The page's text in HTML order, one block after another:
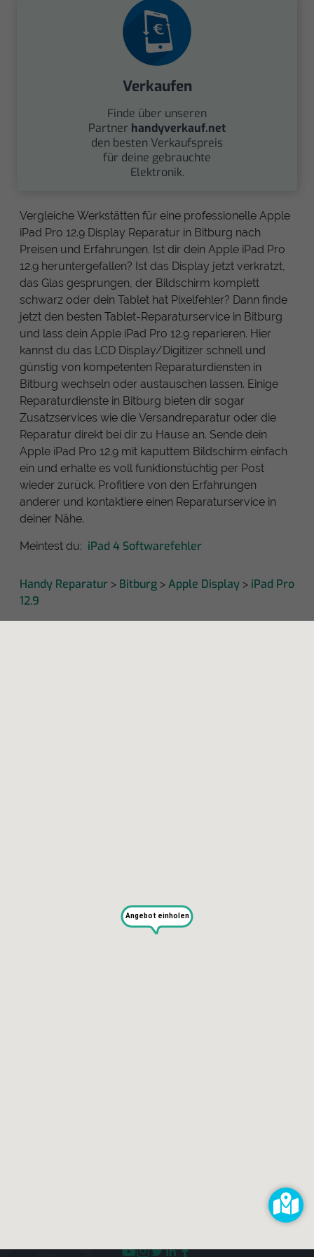
Verkaufen
Finde über unseren
Partner handyverkauf.net
den besten Verkaufspreis
für deine gebrauchte
Elektronik.
Vergleiche Werkstätten für eine professionelle Apple
iPad Pro 12.9 Display Reparatur in Bitburg nach
Preisen und Erfahrungen. Ist dir dein Apple iPad Pro
12.9 heruntergefallen? Ist das Display jetzt verkratzt,
das Glas gesprungen, der Bildschirm komplett
schwarz oder dein Tablet hat Pixelfehler? Dann finde
jetzt den besten Tablet-Reparaturservice in Bitburg
und lass dein Apple iPad Pro 12.9 reparieren. Hier
kannst du das LCD Display/Digitizer schnell und
günstig von kompetenten Reparaturdiensten in
Bitburg wechseln oder austauschen lassen. Einige
Reparaturdienste in Bitburg bieten dir sogar
Zusatzservices wie die Versandreparatur oder die
Reparatur direkt bei dir zu Hause an. Sende dein
Apple iPad Pro 12.9 mit kaputtem Bildschirm einfach
ein und erhalte es voll funktionstüchtig per Post
wieder zurück. Profitiere von den Erfahrungen
anderer und kontaktiere einen Reparaturservice in
deiner Nähe.
Meintest du: iPad 4 Softwarefehler
Handy Reparatur > Bitburg > Apple Display > iPad Pro
12.9
Angebot einholen